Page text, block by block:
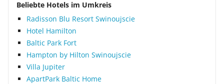
Beliebte Hotels im Umkreis
Radisson Blu Resort Swinoujscie
Hotel Hamilton
Baltic Park Fort
Hampton by Hilton Swinoujscie
Villa Jupiter
ApartPark Baltic Home